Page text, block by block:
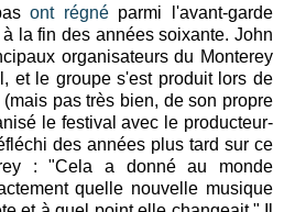
ont régnéparmi l'avant-garde
la fin des années soixante. John
organisateurs du Monterey
et le groupe s'est produit lors de
pas très bien, de son propre
le festival avec le producteur-
des années plus tard sur ce
: "Cela a donné au monde
quelle nouvelle musique